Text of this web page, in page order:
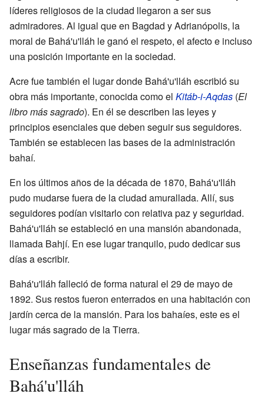
líderes religiosos de la ciudad llegaron a ser sus
admiradores. Al igual que en Bagdad y Adrianópolis, la
moral de Bahá'u'lláh le ganó el respeto, el afecto e incluso
una posición importante en la sociedad.
Acre fue también el lugar donde Bahá'u'lláh escribió su
obra más importante, conocida como el Kitáb-i-Aqdas (El
libro más sagrado). En él se describen las leyes y
principios esenciales que deben seguir sus seguidores.
También se establecen las bases de la administración
bahaí.
En los últimos años de la década de 1870, Bahá'u'lláh
pudo mudarse fuera de la ciudad amurallada. Allí, sus
seguidores podían visitarlo con relativa paz y seguridad.
Bahá'u'lláh se estableció en una mansión abandonada,
llamada Bahjí. En ese lugar tranquilo, pudo dedicar sus
días a escribir.
Bahá'u'lláh falleció de forma natural el 29 de mayo de
1892. Sus restos fueron enterrados en una habitación con
jardín cerca de la mansión. Para los bahaíes, este es el
lugar más sagrado de la Tierra.
Enseñanzas fundamentales de
Bahá'u'lláh